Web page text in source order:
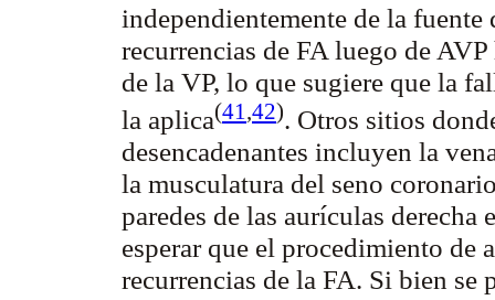
independientemente de la fuente
recurrencias de FA luego de
de la VP, lo que sugiere que la
la aplica(41 ,42). Otros sitios
desencadenantes incluyen la
la musculatura del seno
paredes de las aurículas
esperar que el procedimiento de
recurrencias de la FA. Si bien se